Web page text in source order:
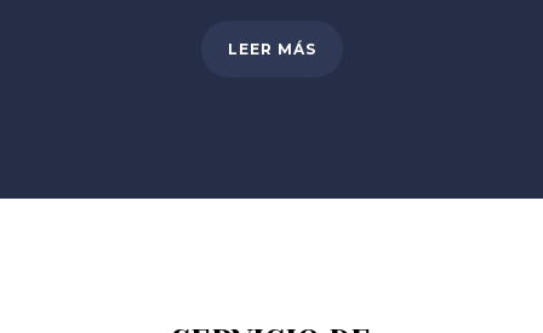
LEER MÁS